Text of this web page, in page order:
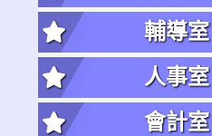
輔導室
人事室
會計室